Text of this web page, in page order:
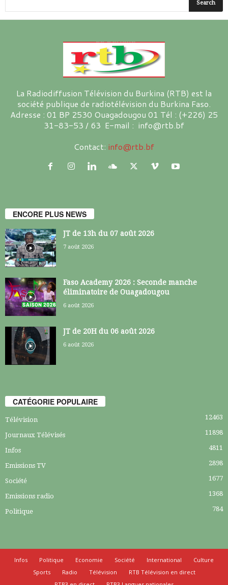
La Radiodiffusion Télévision du Burkina (RTB) est la
société publique de radiotélévision du Burkina Faso.
Adresse : 01 BP 2530 Ouagadougou 01 Tél : (+226) 25
31-83-53 / 63 E-mail : info@rtb.bf
Contact: info@rtb.bf
ENCORE PLUS NEWS
JT de 13h du 07 août 2026
7 août 2026
Faso Academy 2026 : Seconde manche
éliminatoire de Ouagadougou
6 août 2026
JT de 20H du 06 août 2026
6 août 2026
CATÉGORIE POPULAIRE
Télévision 12463
Journaux Télévisés 11898
Infos 4811
Emissions TV 2898
Société 1677
Emissions radio 1368
Politique 784
Infos Politique Economie Société International
Culture
Sports
Radio Télévision
RTB Télévision en direct